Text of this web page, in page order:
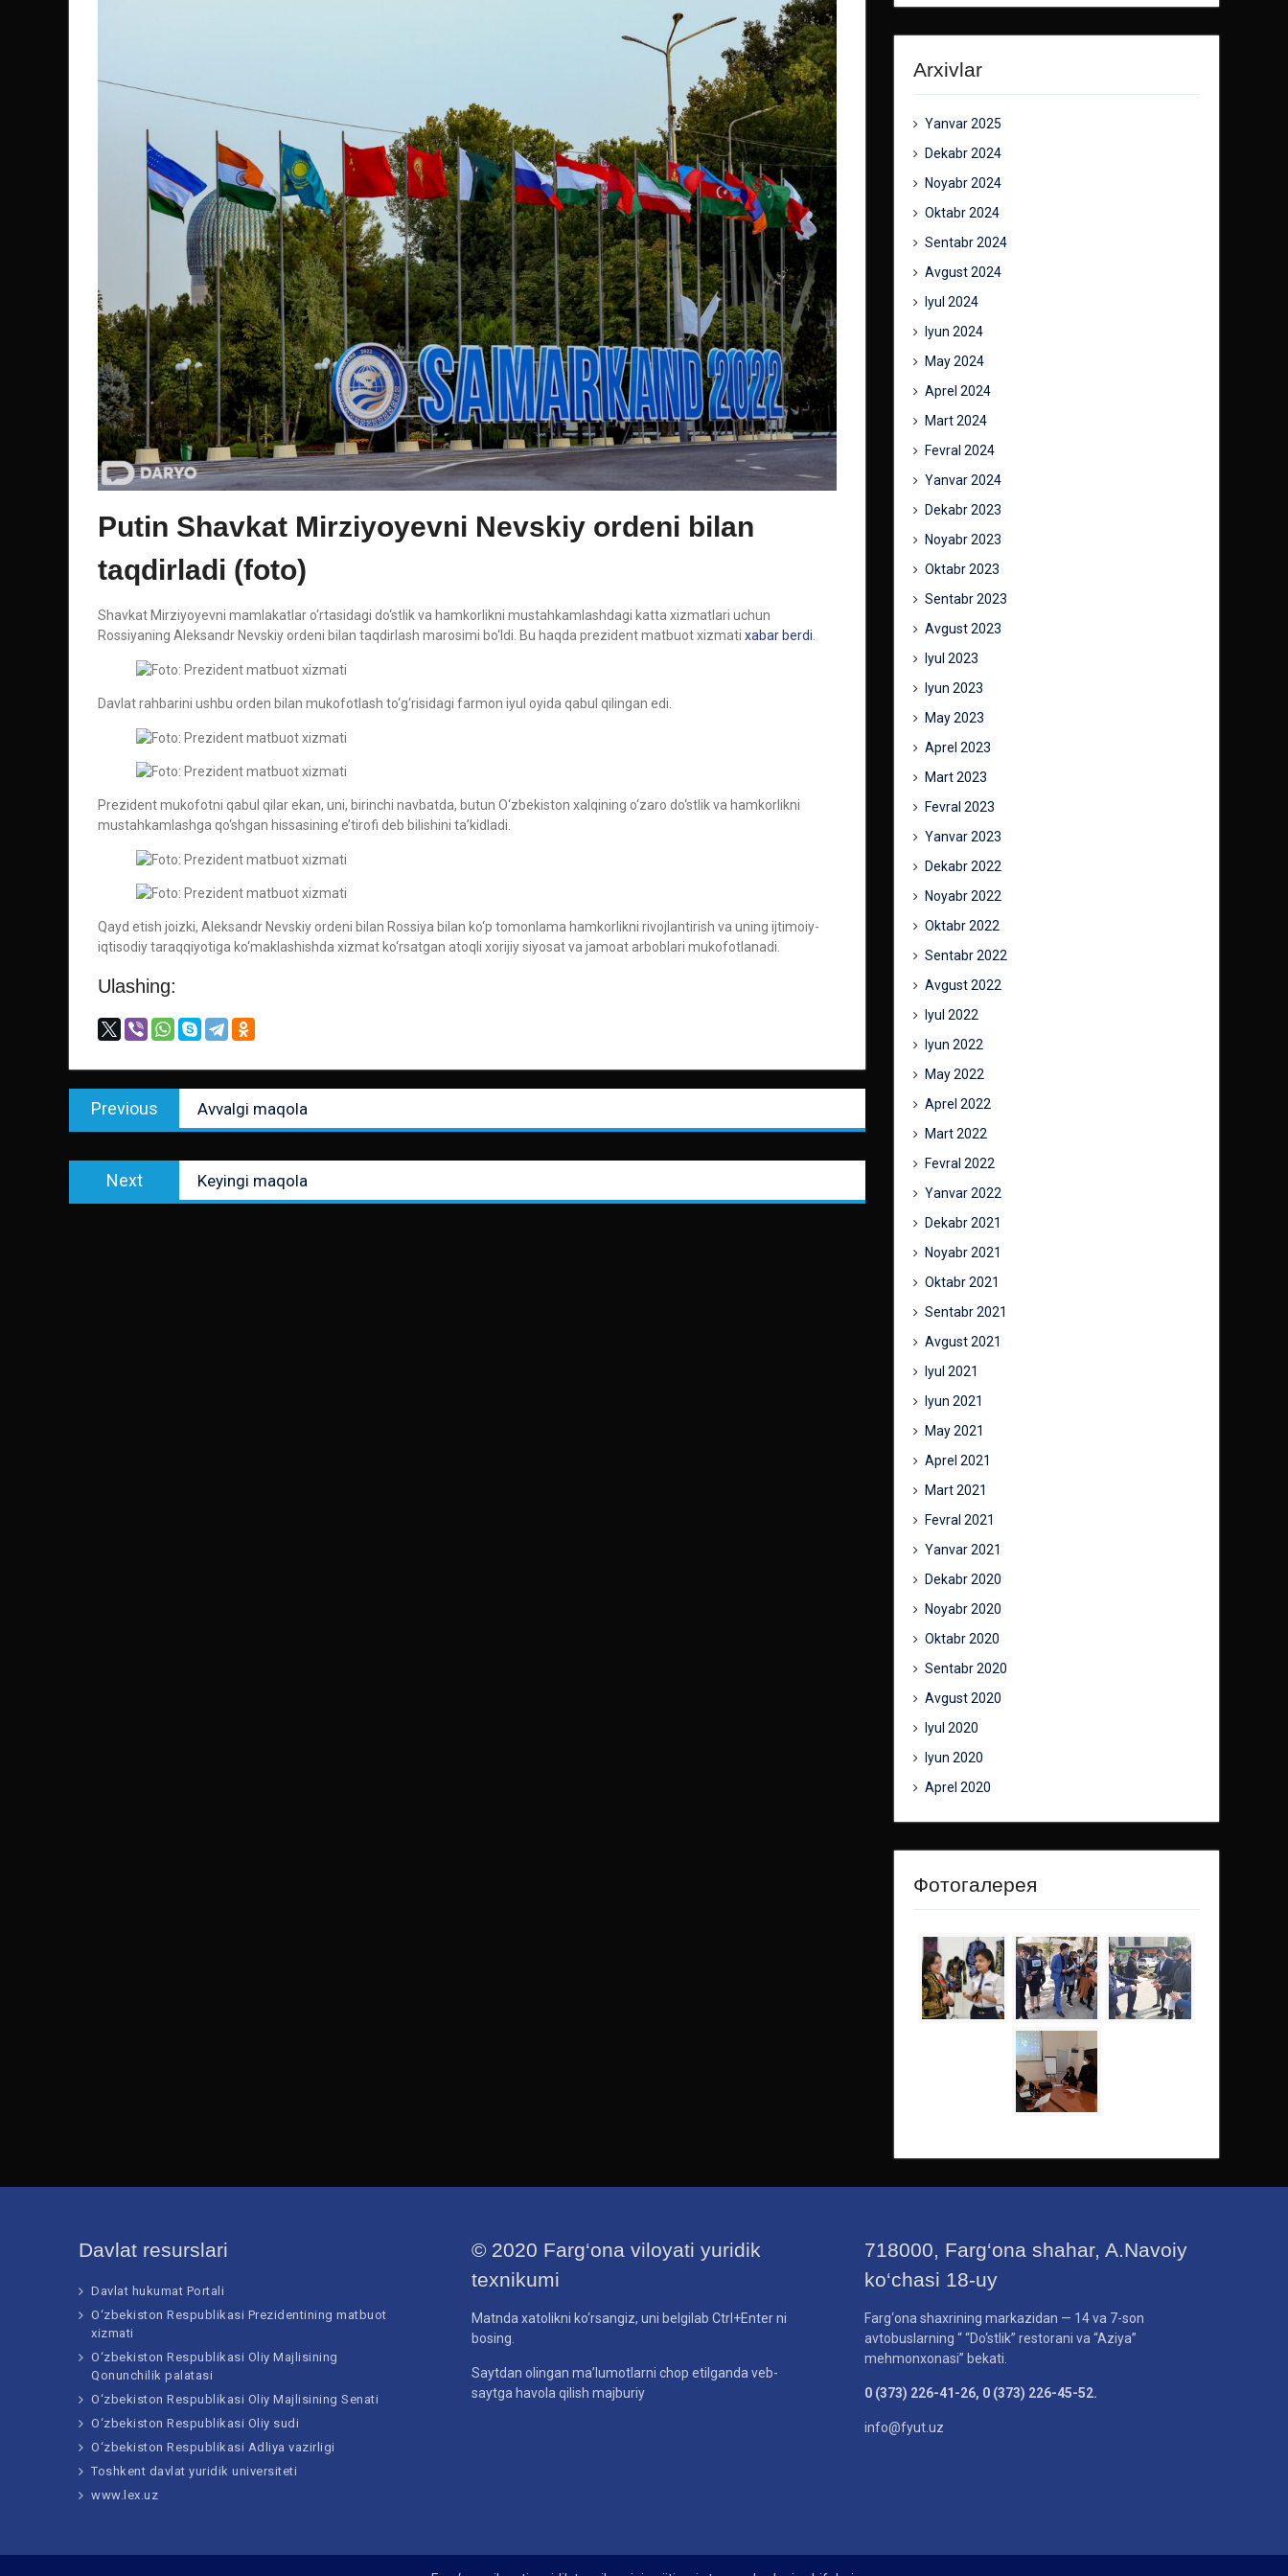
Putin Shavkat Mirziyoyevni Nevskiy ordeni bilan
taqdirladi (foto)
Shavkat Mirziyoyevni mamlakatlar o‘rtasidagi do‘stlik va hamkorlikni mustahkamlashdagi katta xizmatlari uchun
Rossiyaning Aleksandr Nevskiy ordeni bilan taqdirlash marosimi bo‘ldi. Bu haqda prezident matbuot xizmati xabar berdi.
Davlat rahbarini ushbu orden bilan mukofotlash to‘g‘risidagi farmon iyul oyida qabul qilingan edi.
Prezident mukofotni qabul qilar ekan, uni, birinchi navbatda, butun O‘zbekiston xalqining o‘zaro do‘stlik va hamkorlikni
mustahkamlashga qo‘shgan hissasining e’tirofi deb bilishini ta’kidladi.
Qayd etish joizki, Aleksandr Nevskiy ordeni bilan Rossiya bilan ko‘p tomonlama hamkorlikni rivojlantirish va uning ijtimoiy-
iqtisodiy taraqqiyotiga ko‘maklashishda xizmat ko‘rsatgan atoqli xorijiy siyosat va jamoat arboblari mukofotlanadi.
Ulashing:
Post
menyusi
Previous
post:
Avvalgi maqola
Next
post:
Keyingi maqola
Arxivlar
Yanvar 2025
Dekabr 2024
Noyabr 2024
Oktabr 2024
Sentabr 2024
Avgust 2024
Iyul 2024
Iyun 2024
May 2024
Aprel 2024
Mart 2024
Fevral 2024
Yanvar 2024
Dekabr 2023
Noyabr 2023
Oktabr 2023
Sentabr 2023
Avgust 2023
Iyul 2023
Iyun 2023
May 2023
Aprel 2023
Mart 2023
Fevral 2023
Yanvar 2023
Dekabr 2022
Noyabr 2022
Oktabr 2022
Sentabr 2022
Avgust 2022
Iyul 2022
Iyun 2022
May 2022
Aprel 2022
Mart 2022
Fevral 2022
Yanvar 2022
Dekabr 2021
Noyabr 2021
Oktabr 2021
Sentabr 2021
Avgust 2021
Iyul 2021
Iyun 2021
May 2021
Aprel 2021
Mart 2021
Fevral 2021
Yanvar 2021
Dekabr 2020
Noyabr 2020
Oktabr 2020
Sentabr 2020
Avgust 2020
Iyul 2020
Iyun 2020
Aprel 2020
Фотогалерея
Davlat resurslari
Davlat hukumat Portali
O‘zbekiston Respublikasi Prezidentining matbuot
xizmati
O‘zbekiston Respublikasi Oliy Majlisining
Qonunchilik palatasi
O‘zbekiston Respublikasi Oliy Majlisining Senati
O‘zbekiston Respublikasi Oliy sudi
O‘zbekiston Respublikasi Adliya vazirligi
Toshkent davlat yuridik universiteti
www.lex.uz
© 2020 Farg‘ona viloyati yuridik
texnikumi
Matnda xatolikni ko‘rsangiz, uni belgilab Ctrl+Enter ni
bosing.
Saytdan olingan ma’lumotlarni chop etilganda veb-
saytga havola qilish majburiy
718000, Farg‘ona shahar, A.Navoiy
ko‘chasi 18-uy
Farg‘ona shaxrining markazidan — 14 va 7-son
avtobuslarning “ “Do‘stlik” restorani va “Aziya”
mehmonxonasi” bekati.
0 (373) 226-41-26, 0 (373) 226-45-52.
info@fyut.uz